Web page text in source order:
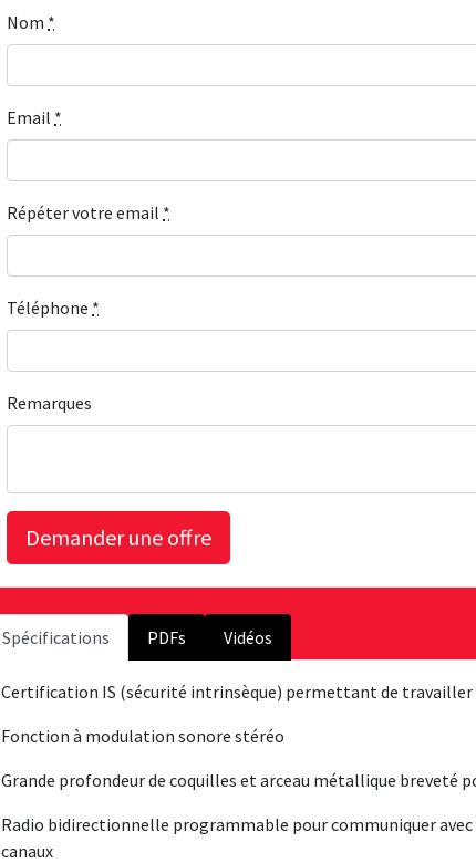
Nom *
Email *
Répéter votre email *
Téléphone *
Remarques
Spécifications PDFs Vidéos
Certification IS (sécurité intrinsèque) permettant de travailler
Fonction à modulation sonore stéréo
Grande profondeur de coquilles et arceau métallique breveté
Radio bidirectionnelle programmable pour communiquer avec
canaux